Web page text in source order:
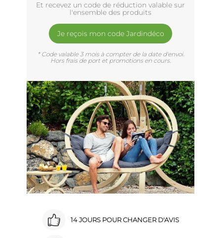
Et recevez un code de réduction valable sur
l'ensemble des produits
Je reçois mon code Jardindéco
* Code valable 3 mois à compter de la date d'envoi.
Hors frais de port et promotions en cours.
14 JOURS POUR CHANGER D'AVIS